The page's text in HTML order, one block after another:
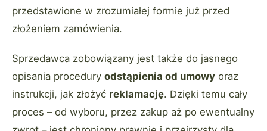
przedstawione w zrozumiałej formie już przed
złożeniem zamówienia.
Sprzedawca zobowiązany jest także do jasnego
opisania procedury odstąpienia od umowy oraz
instrukcji, jak złożyć reklamację. Dzięki temu cały
proces – od wyboru, przez zakup aż po ewentualny